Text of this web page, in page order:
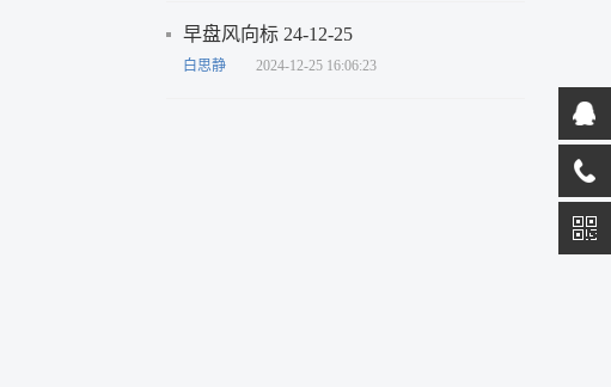
早盘风向标 24-12-25
白思静 2024-12-25 16:06:23